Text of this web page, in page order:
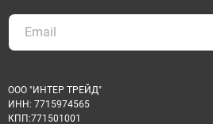
ООО "ИНТЕР ТРЕЙД"
ИНН: 7715974565
КПП:771501001